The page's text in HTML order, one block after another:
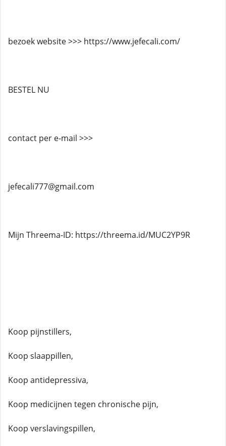
bezoek website >>> https://www.jefecali.com/
BESTEL NU
contact per e-mail >>>
jefecali777@gmail.com
Mijn Threema-ID: https://threema.id/MUC2YP9R
Koop pijnstillers,
Koop slaappillen,
Koop antidepressiva,
Koop medicijnen tegen chronische pijn,
Koop verslavingspillen,